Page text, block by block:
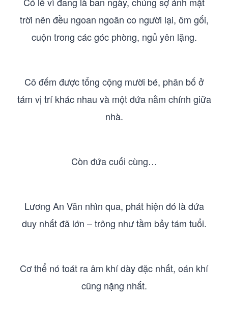
trời nên đều ngoan ngoãn co người lại, ôm gối,
cuộn trong các góc phòng, ngủ yên lặng.
Cô đếm được tổng cộng mười bé, phân bố ở
tám vị trí khác nhau và một đứa nằm chính giữa
nhà.
Còn đứa cuối cùng…
Lương An Vãn nhìn qua, phát hiện đó là đứa
duy nhất đã lớn – trông như tầm bảy tám tuổi.
Cơ thể nó toát ra âm khí dày đặc nhất, oán khí
cũng nặng nhất.